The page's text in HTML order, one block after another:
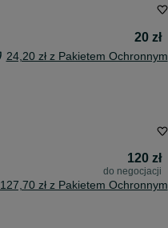
20 zł
24,20 zł z Pakietem Ochronnym
120 zł
do negocjacji
127,70 zł z Pakietem Ochronnym